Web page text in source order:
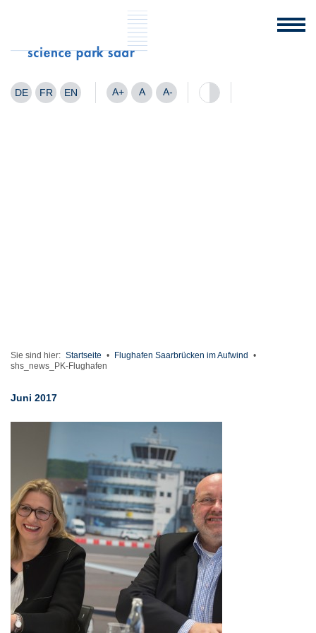
DE FR EN A+ A A-
Sie sind hier: Startseite • Flughafen Saarbrücken im Aufwind
•
shs_news_PK-Flughafen
Juni 2017